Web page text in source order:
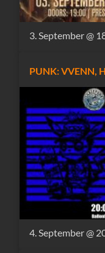
3. September @
PUNK: VVENN,
4. September @